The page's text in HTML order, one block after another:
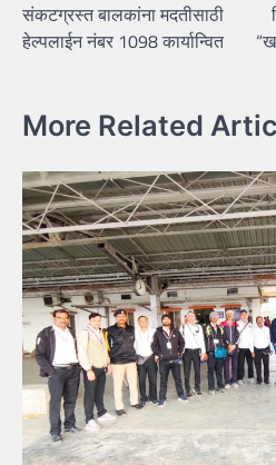
navigation
संकटग्रस्त बालकांना मदतीसाठी
हेल्पलाईन नंबर 1098 कार्यान्वित
More Related